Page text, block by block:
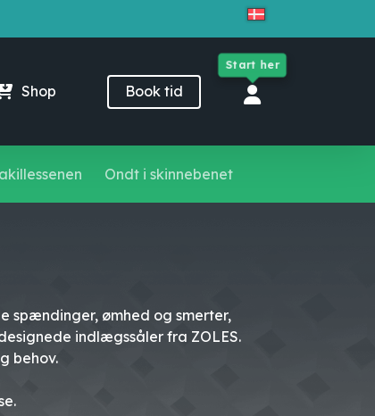
Shop Book tid
Start her
Close
Ondt i skinnebenet
spændinger, ømhed og smerter,
indlægssåler fra ZOLES.
behov.